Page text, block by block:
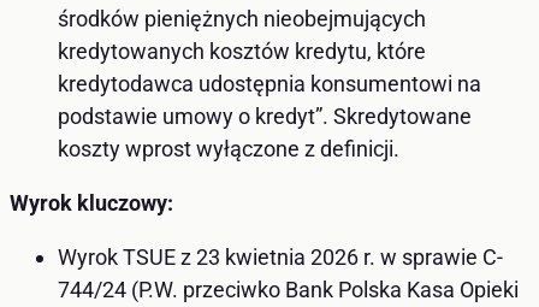
środków pieniężnych nieobejmujących
kredytowanych kosztów kredytu, które
kredytodawca udostępnia konsumentowi na
podstawie umowy o kredyt”. Skredytowane
koszty wprost wyłączone z definicji.
Wyrok kluczowy:
Wyrok TSUE z 23 kwietnia 2026 r. w sprawie C-
744/24 (P.W. przeciwko Bank Polska Kasa Opieki